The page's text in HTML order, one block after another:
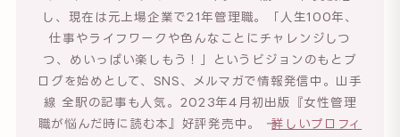
し、現在は元上場企業で21年管理職。「人生100年、
仕事やライフワークや色んなことにチャレンジしつ
つ、めいっぱい楽しもう！」というビジョンのもとブ
ログを始めとして、SNS、メルマガで情報発信中。山手
線 全駅の記事も人気。2023年4月初出版『女性管理
職が悩んだ時に読む本』好評発売中。 →詳しいプロフィ